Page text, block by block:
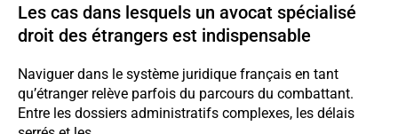
Les cas dans lesquels un avocat spécialisé
droit des étrangers est indispensable
Naviguer dans le système juridique français en tant
qu’étranger relève parfois du parcours du combattant.
Entre les dossiers administratifs complexes, les délais